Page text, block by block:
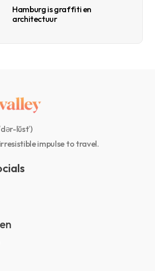
Hamburg is graffiti en
architectuur
lŭst′)
impulse to travel.